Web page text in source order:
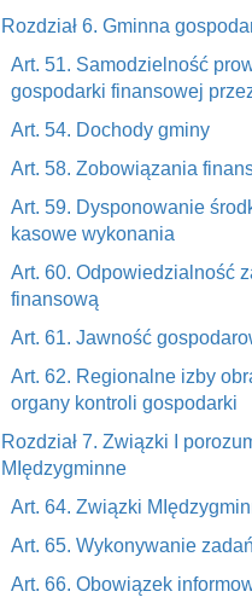
Rozdział 6. Gminna
Art. 51. Samodzielność
gospodarki finansowej
Art. 54. Dochody gminy
Art. 58. Zobowiązania
Art. 59. Dysponowanie
kasowe wykonania
Art. 60. Odpowiedzialność
finansową
Art. 61. Jawność
Art. 62. Regionalne izby
organy kontroli gospodarki
Rozdział 7. Związki I
MIędzygminne
Art. 64. Związki
Art. 65. Wykonywanie
Art. 66. Obowiązek